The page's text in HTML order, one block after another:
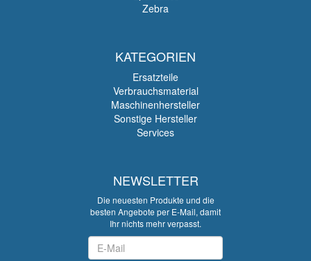
Zebra
KATEGORIEN
Ersatzteile
Verbrauchsmaterial
Maschinenhersteller
Sonstige Hersteller
Services
NEWSLETTER
Die neuesten Produkte und die
besten Angebote per E-Mail, damit
Ihr nichts mehr verpasst.